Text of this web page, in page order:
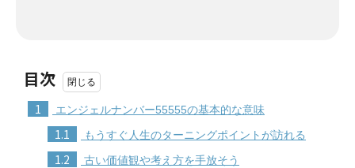
目次
1 エンジェルナンバー55555の基本的な意味
1.1 もうすぐ人生のターニングポイントが訪れる
1.2 古い価値観や考え方を手放そう